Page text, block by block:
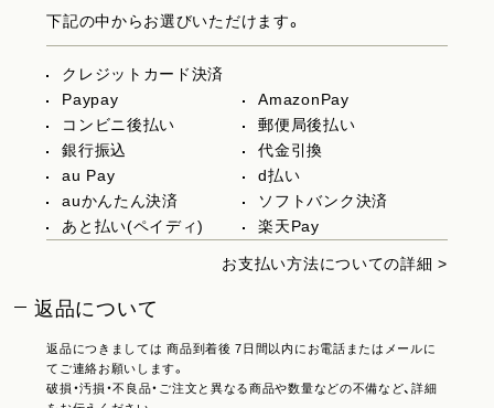
下記の中からお選びいただけます。
クレジットカード決済
Paypay
AmazonPay
コンビニ後払い
郵便局後払い
銀行振込
代金引換
au Pay
d払い
auかんたん決済
ソフトバンク決済
あと払い(ペイディ)
楽天Pay
お支払い方法についての詳細 >
返品について
返品につきましては 商品到着後 7日間以内にお電話またはメールに
てご連絡お願いします。
破損・汚損・不良品・ご注文と異なる商品や数量などの不備など、詳細